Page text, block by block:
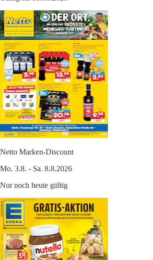
Netto Marken-Discount
Mo. 3.8. - Sa. 8.8.2026
Nur noch heute gültig